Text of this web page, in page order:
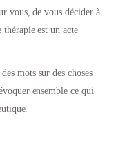
vous, de vous décider à
est un acte
mots sur des choses
ensemble ce qui